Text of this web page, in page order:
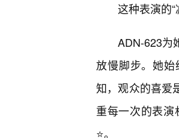
这种表演的
ADN-623为
放慢脚步。她
知，观众的喜爱
重每一次的表
⭐。